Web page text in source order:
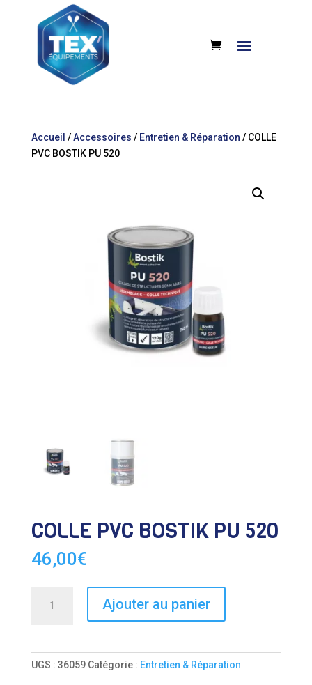
Accueil /Accessoires / Entretien & Réparation / COLLE
PVC BOSTIK PU 520
COLLE PVC BOSTIK PU 520
46,00€
Ajouter au panier
UGS : 36059 Catégorie : Entretien & Réparation